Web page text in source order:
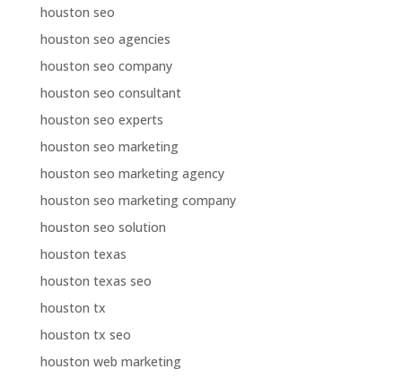
houston seo
houston seo agencies
houston seo company
houston seo consultant
houston seo experts
houston seo marketing
houston seo marketing agency
houston seo marketing company
houston seo solution
houston texas
houston texas seo
houston tx
houston tx seo
houston web marketing